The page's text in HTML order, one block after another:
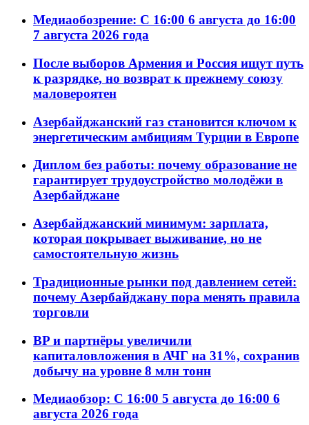
Медиаобозрение: С 16:00 6 августа до 16:00
7 августа 2026 года
После выборов Армения и Россия ищут путь
к разрядке, но возврат к прежнему союзу
маловероятен
Азербайджанский газ становится ключом к
энергетическим амбициям Турции в Европе
Диплом без работы: почему образование не
гарантирует трудоустройство молодёжи в
Азербайджане
Азербайджанский минимум: зарплата,
которая покрывает выживание, но не
самостоятельную жизнь
Традиционные рынки под давлением сетей:
почему Азербайджану пора менять правила
торговли
BP и партнёры увеличили
капиталовложения в АЧГ на 31%, сохранив
добычу на уровне 8 млн тонн
Медиаобзор: С 16:00 5 августа до 16:00 6
августа 2026 года